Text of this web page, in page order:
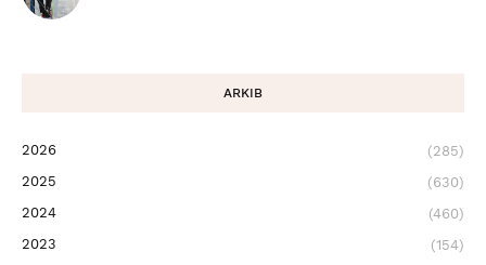
ARKIB
2026
(285)
2025
(630)
2024
(460)
2023
(154)